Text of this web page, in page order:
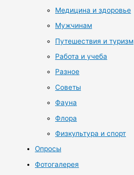
Медицина и здоровье
Мужчинам
Путешествия и туризм
Работа и учеба
Разное
Советы
Фауна
Флора
Физкультура и спорт
Опросы
Фотогалерея